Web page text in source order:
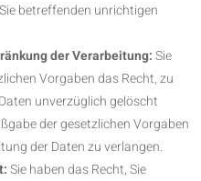
betreffenden unrichtigen
der Verarbeitung:Sie
Vorgaben das Recht, zu
unverzüglich gelöscht
der gesetzlichen Vorgaben
der Daten zu verlangen.
Sie haben das Recht, Sie